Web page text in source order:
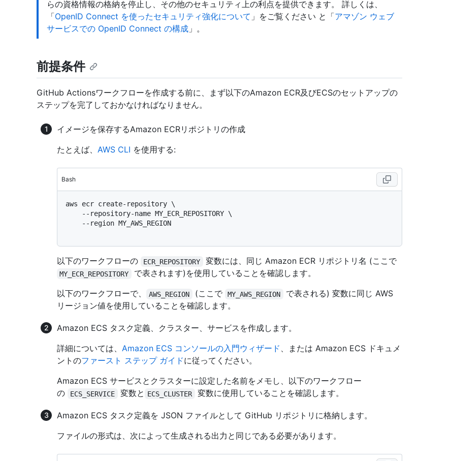
らの資格情報の格納を停止し、その他のセキュリティ上の利点を提供できます。 詳しくは、
「OpenID Connect を使ったセキュリティ強化について 」をご覧ください と「アマゾン ウェブ
サービスでの OpenID Connect の構成 」。
前提条件
GitHub Actionsワークフローを作成する前に、まず以下のAmazon ECR及びECSのセットアップの
ステップを完了しておかなければなりません。
イメージを保存するAmazon ECRリポジトリの作成
たとえば、 AWS CLI を使用する:
Bash
aws ecr create-repository \
以下のワークフローの ECR_REPOSITORY 変数には、同じ Amazon ECR リポジトリ名 (ここで
MY_ECR_REPOSITORY
で表されます)を使用していることを確認します。
以下のワークフローで、
AWS_REGION (ここで MY_AWS_REGION
で表される) 変数に同じ AWS
リージョン値を使用していることを確認します。
Amazon ECS タスク定義、クラスター、サービスを作成します。
詳細については、 Amazon ECS コンソールの入門ウィザード 、または Amazon ECS ドキュメ
ントのファースト ステップ ガイドに従ってください。
Amazon ECS サービスとクラスターに設定した名前をメモし、以下のワークフロー
の
ECS_SERVICE 変数と ECS_CLUSTER 変数に使用していることを確認します。
Amazon ECS タスク定義を JSON ファイルとして GitHub リポジトリに格納します。
ファイルの形式は、次によって生成される出力と同じである必要があります。